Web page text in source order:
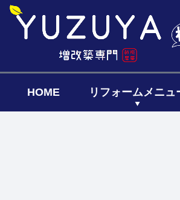
HOME リフォームメニュ